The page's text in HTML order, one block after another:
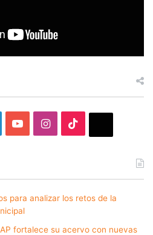
YouTubeInstagram
para analizar los retos de la
fortalece su acervo con nuevas